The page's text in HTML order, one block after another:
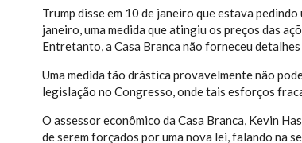
Trump disse em 10 de janeiro que estava
janeiro, uma medida que atingiu os preços das
Entretanto, a Casa Branca ​não forneceu
Uma medida tão drástica provavelmente não
legislação no Congresso, onde tais esforços
O assessor econômico ​da Casa ⁠Branca, Kevin
de serem forçados por uma nova lei, falando na